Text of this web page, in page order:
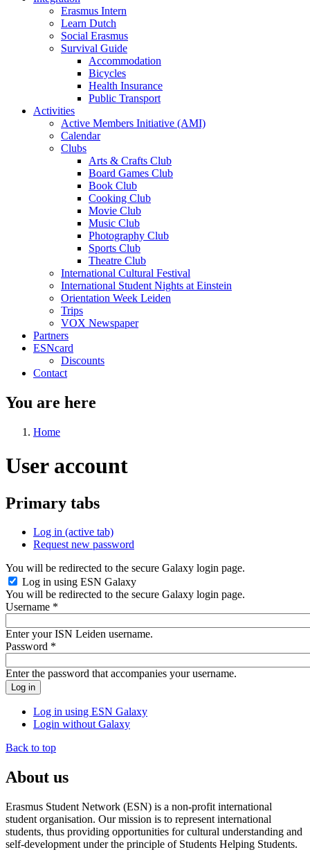
Erasmus Intern
Learn Dutch
Social Erasmus
Survival Guide
Accommodation
Bicycles
Health Insurance
Public Transport
Activities
Active Members Initiative (AMI)
Calendar
Clubs
Arts & Crafts Club
Board Games Club
Book Club
Cooking Club
Movie Club
Music Club
Photography Club
Sports Club
Theatre Club
International Cultural Festival
International Student Nights at Einstein
Orientation Week Leiden
Trips
VOX Newspaper
Partners
ESNcard
Discounts
Contact
You are here
Home
User account
Primary tabs
Log in (active tab)
Request new password
You will be redirected to the secure Galaxy login page.
Log in using ESN Galaxy
You will be redirected to the secure Galaxy login page.
Username *
Enter your ISN Leiden username.
Password *
Enter the password that accompanies your username.
Log in using ESN Galaxy
Login without Galaxy
Back to top
About us
Erasmus Student Network (ESN) is a non-profit international
student organisation. Our mission is to represent international
students, thus providing opportunities for cultural understanding and
self-development under the principle of Students Helping Students.